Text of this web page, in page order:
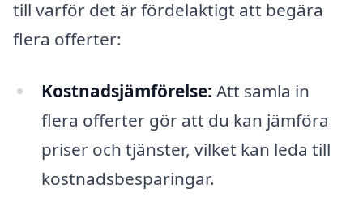
till varför det är fördelaktigt att begära
flera offerter:
Kostnadsjämförelse: Att samla in
flera offerter gör att du kan jämföra
priser och tjänster, vilket kan leda till
kostnadsbesparingar.